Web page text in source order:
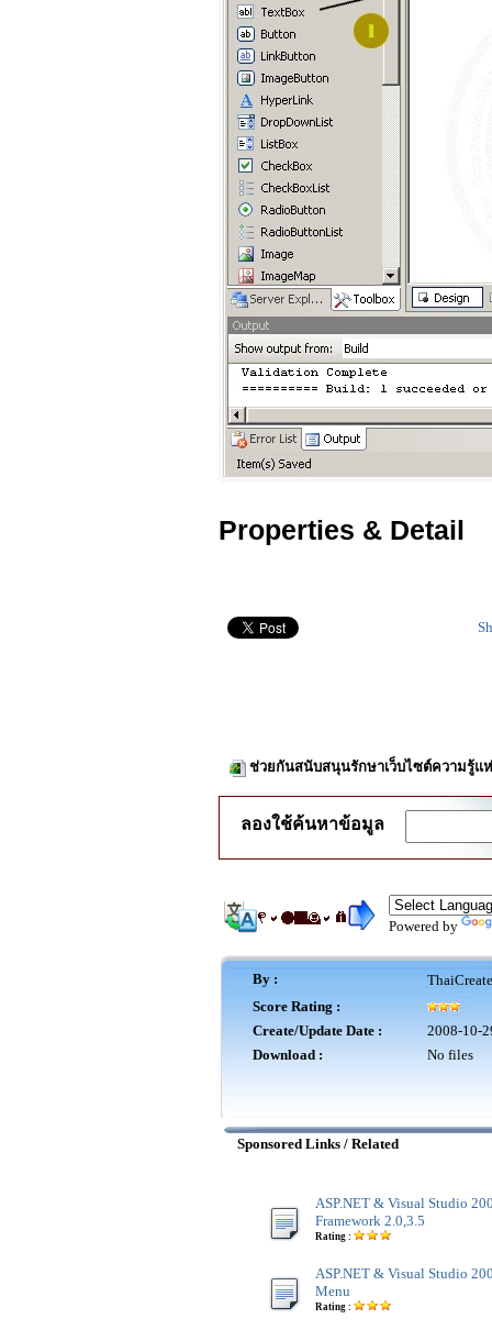
Properties & Detail
ช่วยกันสนับสนุนรักษาเว็บไซต์ความรู้แ
ลองใช้ค้นหาข้อมูล
Powered by
By :
Score Rating :
Create/Update Date :
2008-10-
Download :
No files
Sponsored Links / Related
ASP.NET & Visual Studio
Framework 2.0,3.5
Rating :
ASP.NET & Visual Studio
Menu
Rating :